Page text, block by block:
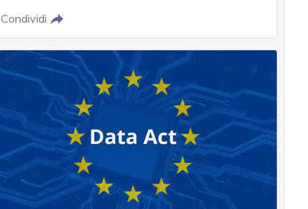
Condividi